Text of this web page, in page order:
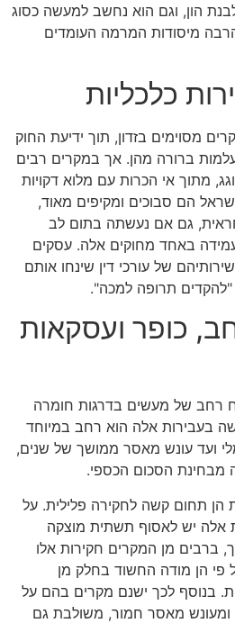
הון, וגם הוא נחשב למעשה כסוג
מיסודות המרמה העומדים
כלכליות
מסוימים בזדון, תוך ידיעת החוק
ברורה מהן. אך במקרים רבים
מתוך אי הכרות עם מלוא דקויות
הם סבוכים ומקיפים מאוד,
גם אם נעשתה בתום לב
באחד מחוקים אלה. עסקים
של עורכי דין שינחו אותם
תרופה למכה".
כופר ועסקאות
רחב של מעשים בדרגות חומרה
בעבירות אלה הוא רחב במיוחד
ועד עונש מאסר ממושך של שנים,
מבחינת הסכום הכספי.
הן תחום קשה לחקירה פלילית. על
אלה יש לאסוף תשתית מוצקה
ברבים מן המקרים חקירות אלו
פי הן מודה החשוד בחלק מן
בנוסף לכך ישנם מקרים בהם על
ומעונש מאסר חמור, משולבת גם